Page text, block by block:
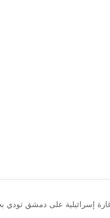
إسرائيلية على دمشق تودي بحياة 3 أشخاص وإصابة 11 آخرين وفقًا لتقرير المرصد السوري